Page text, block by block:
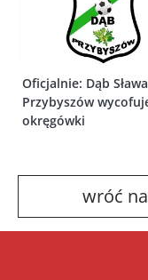
Oficjalnie: Dąb
Przybyszów
okręgówki
wróć